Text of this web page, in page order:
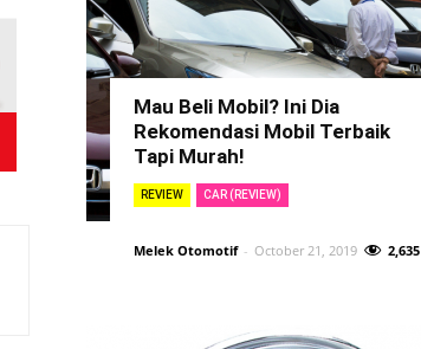
Mau Beli Mobil? Ini Dia
Rekomendasi Mobil Terbaik
Tapi Murah!
REVIEW CAR (REVIEW)
Melek Otomotif - October 21, 2019 2,635